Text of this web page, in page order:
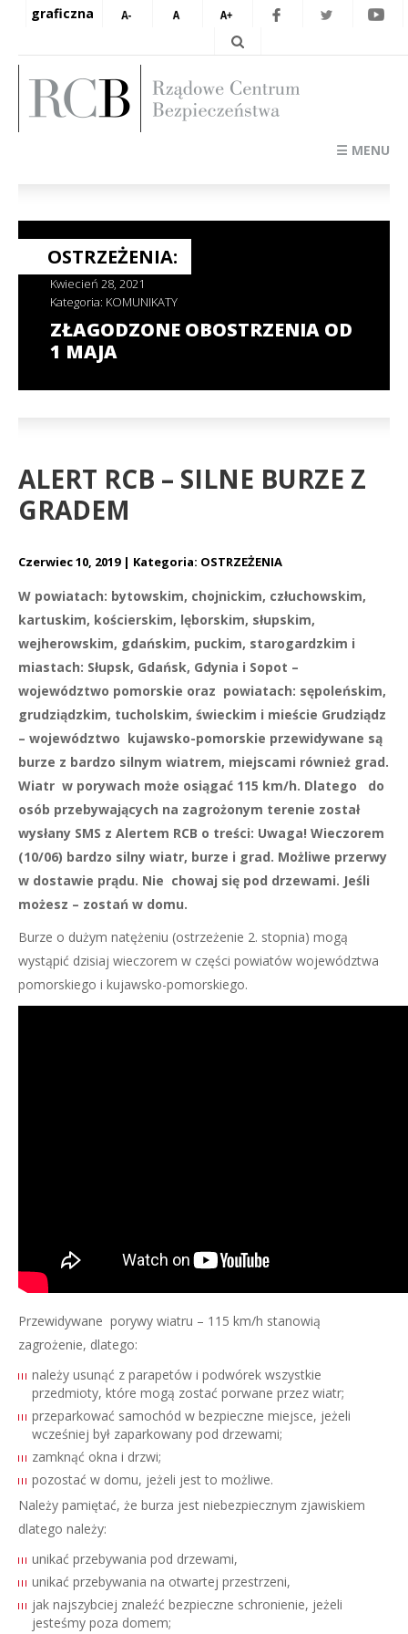
graficzna
☰ MENU
OSTRZEŻENIA:
Kwiecień 28, 2021
Kategoria: KOMUNIKATY
ZŁAGODZONE OBOSTRZENIA OD
1 MAJA
ALERT RCB – SILNE BURZE Z
GRADEM
Czerwiec 10, 2019 Kategoria: OSTRZEŻENIA
W powiatach: bytowskim, chojnickim, człuchowskim,
kartuskim, kościerskim, lęborskim, słupskim,
wejherowskim, gdańskim, puckim, starogardzkim i
miastach: Słupsk, Gdańsk, Gdynia i Sopot –
województwo pomorskie oraz powiatach: sępoleńskim,
grudziądzkim, tucholskim, świeckim i mieście Grudziądz
– województwo kujawsko-pomorskie przewidywane są
burze z bardzo silnym wiatrem, miejscami również grad.
Wiatr w porywach może osiągać 115 km/h. Dlatego do
osób przebywających na zagrożonym terenie został
wysłany SMS z Alertem RCB o treści: Uwaga! Wieczorem
(10/06) bardzo silny wiatr, burze i grad. Możliwe przerwy
w dostawie prądu. Nie chowaj się pod drzewami. Jeśli
możesz – zostań w domu.
Burze o dużym natężeniu (ostrzeżenie 2. stopnia) mogą
wystąpić dzisiaj wieczorem w części powiatów województwa
pomorskiego i kujawsko-pomorskiego.
Przewidywane porywy wiatru – 115 km/h stanowią
zagrożenie, dlatego:
należy usunąć z parapetów i podwórek wszystkie
przedmioty, które mogą zostać porwane przez wiatr;
przeparkować samochód w bezpieczne miejsce, jeżeli
wcześniej był zaparkowany pod drzewami;
zamknąć okna i drzwi;
pozostać w domu, jeżeli jest to możliwe.
Należy pamiętać, że burza jest niebezpiecznym zjawiskiem
dlatego należy:
unikać przebywania pod drzewami,
unikać przebywania na otwartej przestrzeni,
jak najszybciej znaleźć bezpieczne schronienie, jeżeli
jesteśmy poza domem;